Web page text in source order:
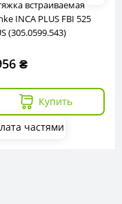
встраиваемая
INCA PLUS FBI 525
(305.0599.543)
₴
Купить
частями